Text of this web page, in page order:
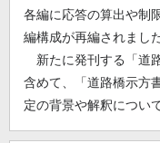
各編に応答の算出や制
編構成が再編されました
新たに発刊する「道
含めて、「道路橋示方
定の背景や解釈につい